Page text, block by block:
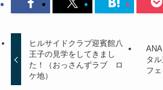
ヒルサイドクラブ迎賓館八
王子の見学をしてきまし
た！（おっさんずラブ ロ
ケ地）
タ
フ